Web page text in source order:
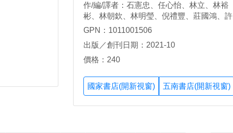
作/編/譯者：石憲忠、任心怡、林立、林裕
彬、林朝欽、林明瑩、倪禮豐、莊國鴻、許
育慈、許自研、陳琦玲、陳健忠、陳泰元、
貞、湯雪溶、黃瑞彰、黃文益、潘佳辰、劉
東憲、蔡正賢、蔡恕仁、賴瑞聲、嚴國維;
GPN：1011001506
出版／創刊日期：2021-10
價格：240
國家書店(開新視窗) 五南書店(開新視窗)